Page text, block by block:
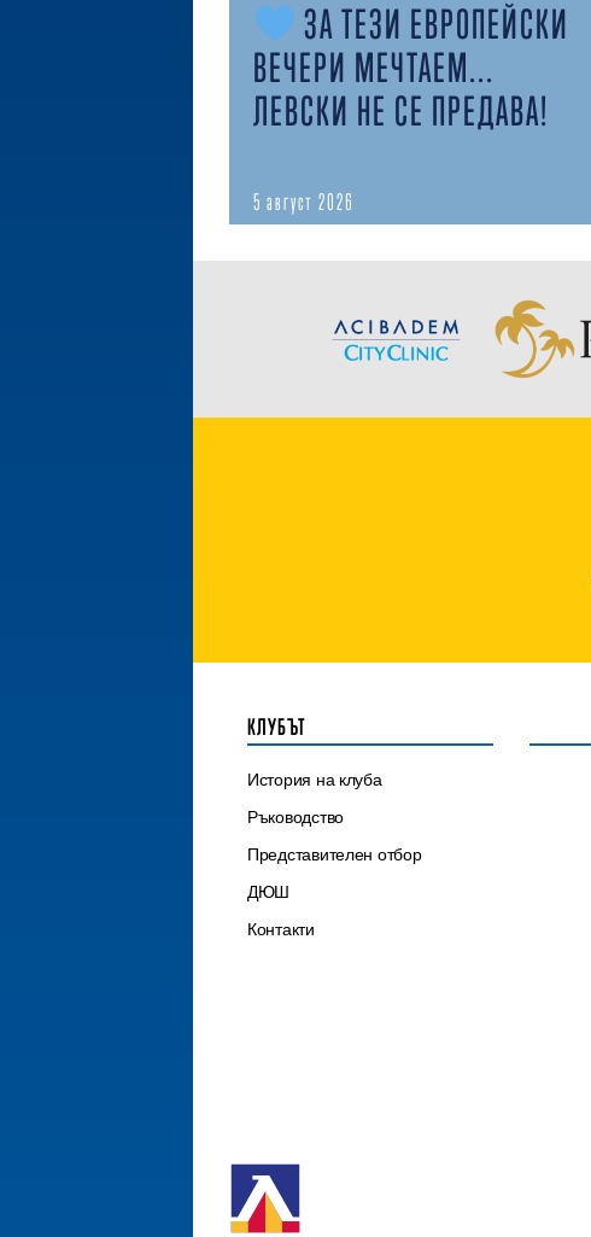
ЗА ТЕЗИ ЕВРОПЕЙСКИ
ВЕЧЕРИ МЕЧТАЕМ...
ЛЕВСКИ НЕ СЕ ПРЕДАВА!
5 август 2026
КЛУБЪТ
История на клуба
Ръководство
Представителен отбор
ДЮШ
Контакти